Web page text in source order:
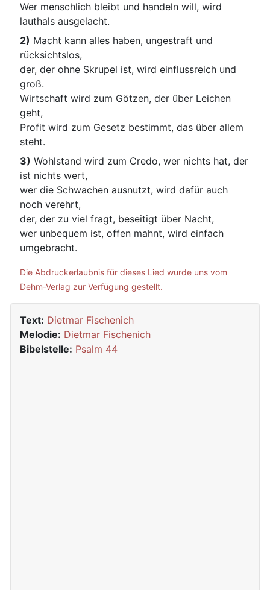
Wer menschlich bleibt und handeln will, wird
lauthals ausgelacht.
2) Macht kann alles haben, ungestraft und
rücksichtslos,
der, der ohne Skrupel ist, wird einflussreich und
groß.
Wirtschaft wird zum Götzen, der über Leichen
geht,
Profit wird zum Gesetz bestimmt, das über allem
steht.
3) Wohlstand wird zum Credo, wer nichts hat, der
ist nichts wert,
wer die Schwachen ausnutzt, wird dafür auch
noch verehrt,
der, der zu viel fragt, beseitigt über Nacht,
wer unbequem ist, offen mahnt, wird einfach
umgebracht.
Die Abdruckerlaubnis für dieses Lied wurde uns vom
Dehm-Verlag zur Verfügung gestellt.
Text: Dietmar Fischenich
Melodie: Dietmar Fischenich
Bibelstelle: Psalm 44